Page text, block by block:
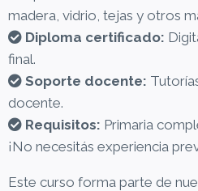
madera, vidrio, tejas y otros
Diploma certificado:
final.
Soporte docente:
docente.
Requisitos: Primaria
¡No necesitás experiencia
Este curso forma parte de